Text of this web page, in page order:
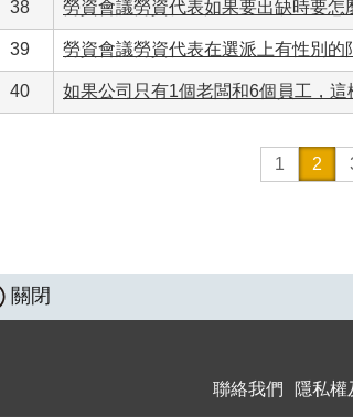
38 勞資會議勞資代表如果要出缺時要怎
39 勞資會議勞資代表在選派上有性別的
40 如果公司只有1個老闆和6個員工，
1 2
關閉
聯絡我們 隱私